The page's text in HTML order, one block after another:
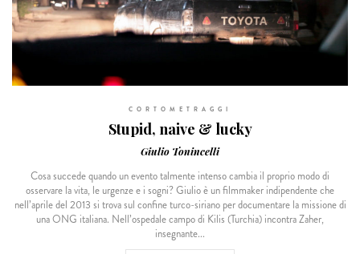
CORTOMETRAGGI
Stupid, naive & lucky
Giulio Tonincelli
Cosa succede quando un evento talmente intenso cambia il proprio modo di
osservare la vita, le urgenze e i sogni? Giulio è un filmmaker indipendente che
nell’aprile del 2013 si trova sul confine turco-siriano per documentare la missione di
una ONG italiana. Nell’ospedale campo di Kilis (Turchia) incontra Zaher,
insegnante...